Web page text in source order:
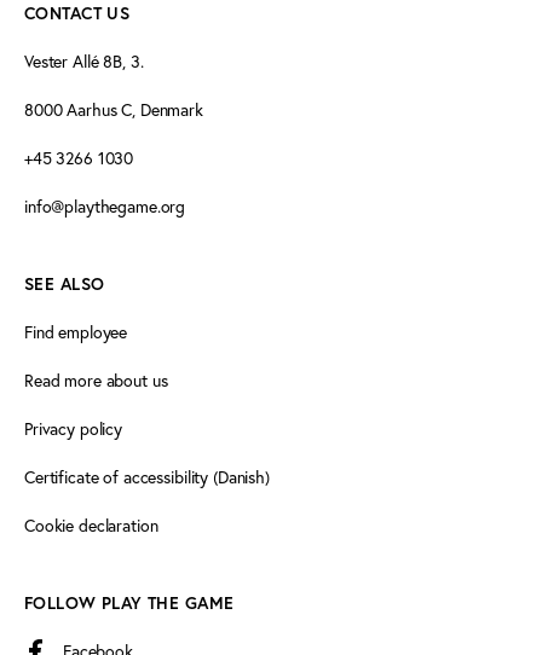
CONTACT US
Vester Allé 8B, 3.
8000 Aarhus C, Denmark
+45 3266 1030
info@playthegame.org
SEE ALSO
Find employee
Read more about us
Privacy policy
Certificate of accessibility (Danish)
Cookie declaration
FOLLOW PLAY THE GAME